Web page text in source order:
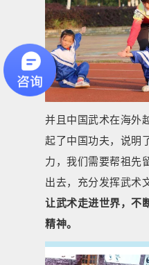
并且中国武术在海外
起了中国功夫，说明
力，我们需要帮祖先
出去，充分发挥武术
让武术走进世界，不
精神。